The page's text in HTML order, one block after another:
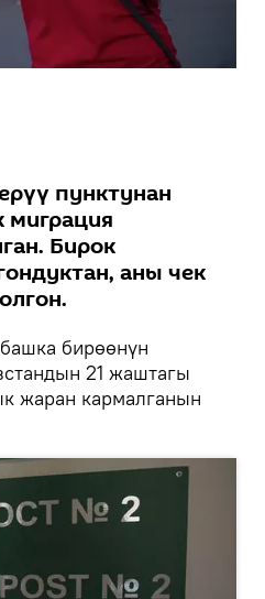
пунктунан
миграция
Бирок
аны чек
бирөөнүн
21 жаштагы
жаран кармалганын